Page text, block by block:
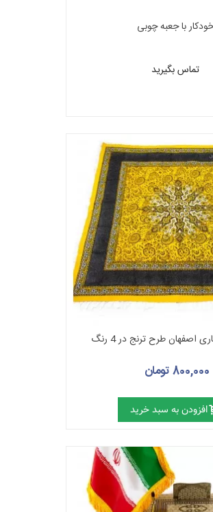
خودکار با جعبه چوبی
تماس بگیرید
اصفهان طرح ترنج در 4 رنگ
800,000 تومان
افزودن به سبد خرید